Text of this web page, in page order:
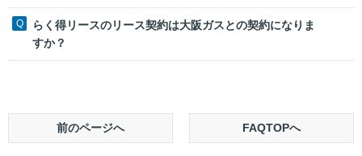
らく得リースのリース契約は大阪ガスとの契約になりま
すか？
前のページへ FAQTOPへ